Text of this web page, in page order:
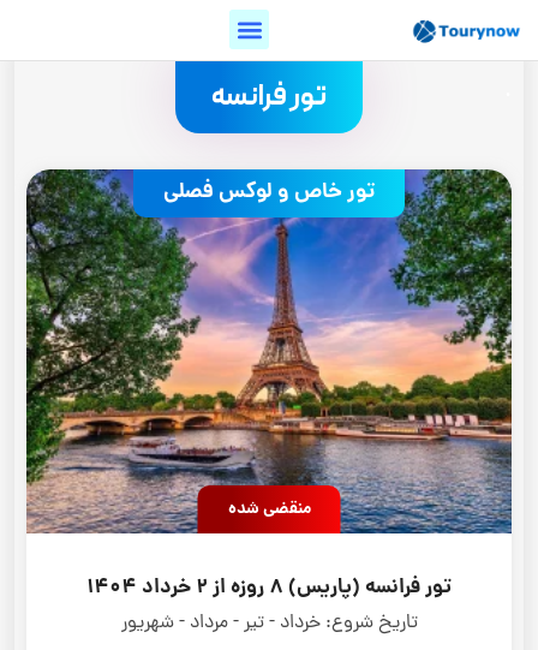
تور فرانسه
تور خاص و لوکس فصلی
منقضی شده
تور فرانسه (پاریس) 8 روزه از 2 خرداد 1404
تاریخ شروع: خرداد - تیر - مرداد - شهریور